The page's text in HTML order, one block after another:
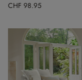
CHF 98.95